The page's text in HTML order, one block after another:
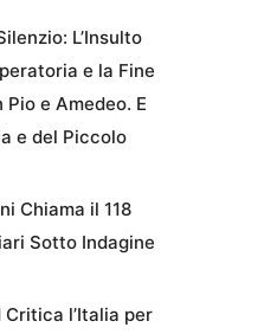
L’Insulto
e la Fine
Pio e Amedeo. E
e del Piccolo
Chiama il 118
Sotto Indagine
l’Italia per